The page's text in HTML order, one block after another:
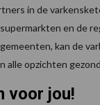
in de
en de
kan de
alle opzichten
voor jou!